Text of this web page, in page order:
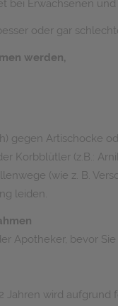
bei Erwachsenen
oder gar
werden,
gegen Artischocke
Korbblütler (z.B.:
(wie z. B.
leiden.
Apotheker, bevor
Jahren wird